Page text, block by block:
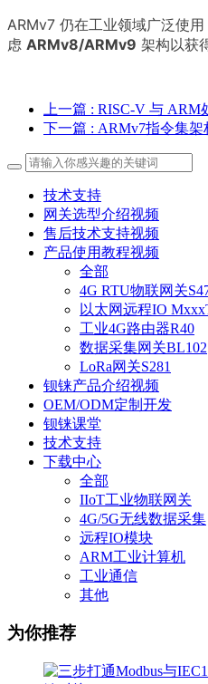
ARMv7 仍在工业领域广泛使
虑 ARMv8/ARMv9 架构以获
上一篇 : RISC-V 与 ARM
下一篇 : ARMv7指令集架
技术支持
网关选型介绍视频
售后技术支持视频
产品使用教程视频
全部
4G RTU物联网关
以太网远程IO
工业4G路由器R40
数据采集网关BL102
LoRa网关S281
钡铼产品介绍视频
OEM/ODM定制开发
钡铼课堂
技术支持
下载中心
全部
IIoT工业物联网关
4G/5G无线数据采集
远程IO模块
ARM工业计算机
工业通信
其他
为你推荐